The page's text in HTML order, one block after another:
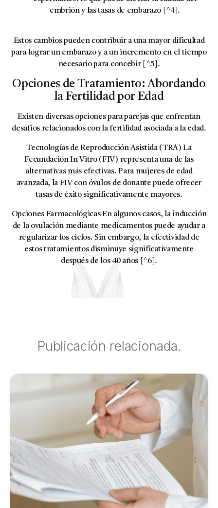
embrión y las tasas de embarazo [^4].
Estos cambios pueden contribuir a una mayor dificultad
para lograr un embarazo y a un incremento en el tiempo
necesario para concebir [^5].
Opciones de Tratamiento: Abordando
la Fertilidad por Edad
Existen diversas opciones para parejas que enfrentan
desafíos relacionados con la fertilidad asociada a la edad.
Tecnologías de Reproducción Asistida (TRA) La
Fecundación In Vitro (FIV) representa una de las
alternativas más efectivas. Para mujeres de edad
avanzada, laFIV con óvulos de donante puede ofrecer
tasas de éxito significativamente mayores.
Opciones FarmacológicasEn algunos casos, la inducción
de la ovulación mediante medicamentos puede ayudar a
regularizar los ciclos. Sin embargo, la efectividad de
estos tratamientos disminuye significativamente
después de los 40 años [^6].
Publicación relacionada.